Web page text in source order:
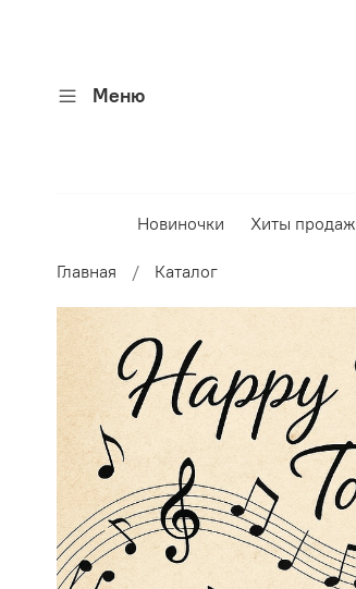
Меню
Новиночки Хиты продаж
Главная Каталог